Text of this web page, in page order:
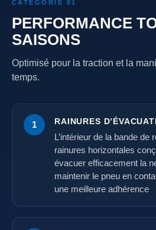
CATÉGORIE 01
PERFORMANCE
SAISONS
Optimisé pour la traction et la
temps.
1 RAINURES
L’intérieur de la bande de
rainures horizontales
évacuer efficacement la
maintenir le pneu en
une meilleure adhérence